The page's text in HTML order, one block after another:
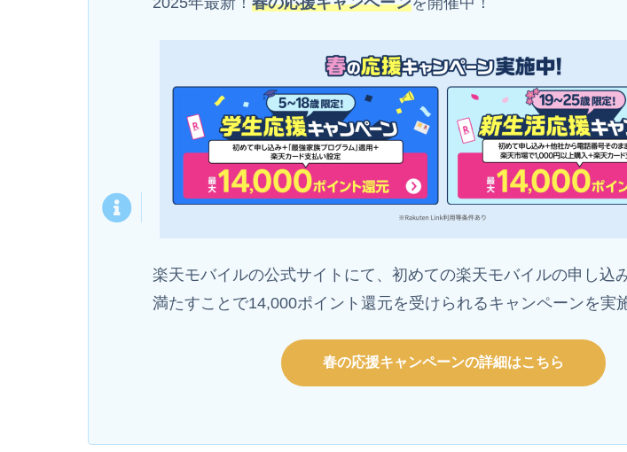
楽天モバイルの公式サイトにて、初めての楽天モバイルの申し込
満たすことで14,000ポイント還元を受けられるキャンペーンを実
春の応援キャンペーンの詳細はこちら